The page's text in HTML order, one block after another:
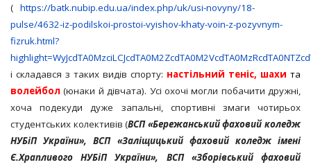
( https://batk.nubip.edu.ua/index.php/uk/usi-novyny/18-
pulse/4632-iz-podilskoi-prostoi-vyishov-khaty-voin-z-pozyvnym-
fizruk.html?
і складався з таких видів спорту: настільний теніс, шахи та
волейбол (юнаки й дівчата). Усі охочі могли побачити дружні,
хоча подекуди дуже запальні, спортивні змаги чотирьох
студентських колективів (ВСП «Бережанський фаховий коледж
НУБіП України», ВСП «Заліщицький фаховий коледж імені
Є.Храпливого НУБіП України», ВСП «Зборівський фаховий